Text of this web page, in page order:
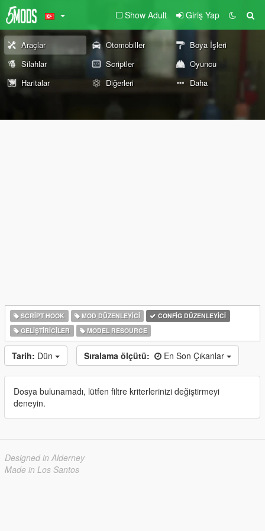
Show Adult Giriş Yap
Araçlar Otomobiller
Boya İşleri
Silahlar
Scriptler
Oyuncu
Haritalar
Diğerleri Daha
SCRIPT HOOK MOD DÜZENLEYICI
CONFIG DÜZENLEYICI
GELIŞTIRICILER
MODEL RESOURCE
Tarih: Dün Sıralama ölçütü: En Son Çıkanlar
Dosya bulunamadı, lütfen filtre kriterlerinizi değiştirmeyi
deneyin.
Designed in Alderney
Made in Los Santos